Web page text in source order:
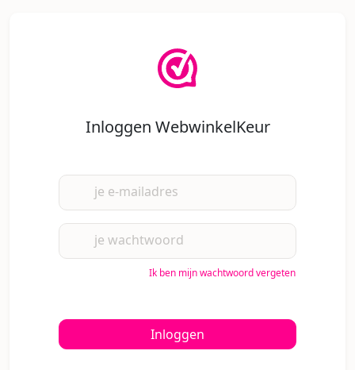
Inloggen WebwinkelKeur
je e-mailadres
je wachtwoord
Ik ben mijn wachtwoord vergeten
Inloggen